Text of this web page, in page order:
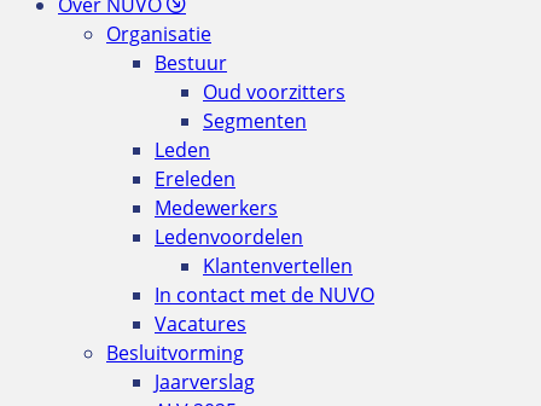
Organisatie
Bestuur
Oud voorzitters
Segmenten
Leden
Ereleden
Medewerkers
Ledenvoordelen
Klantenvertellen
In contact met de NUVO
Vacatures
Besluitvorming
Jaarverslag